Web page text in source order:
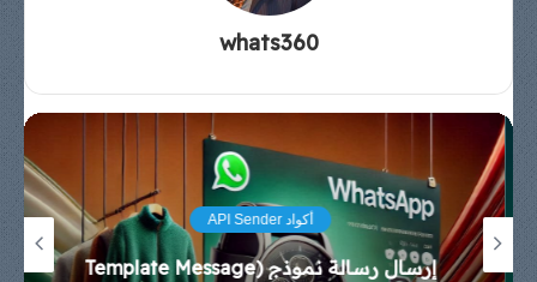
whats360
أكواد API Sender
إرسال رسالة نموذج (Template Message